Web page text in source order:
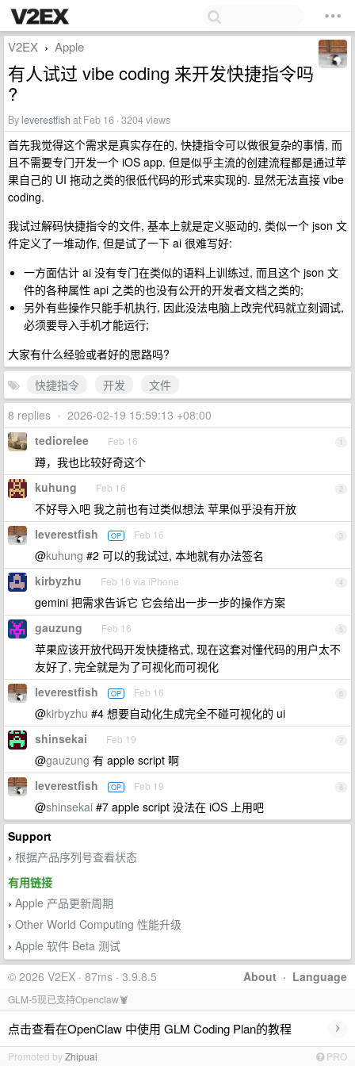
V2EX › Apple
有人试过 vibe coding 来开发快捷指令吗
?
By leverestfish at Feb 16 · 3204 views
首先我觉得这个需求是真实存在的, 快捷指令可以做很复杂的事情, 而
且不需要专门开发一个 iOS app. 但是似乎主流的创建流程都是通过苹
果自己的 UI 拖动之类的很低代码的形式来实现的. 显然无法直接 vibe
coding.
我试过解码快捷指令的文件, 基本上就是定义驱动的, 类似一个 json 文
件定义了一堆动作, 但是试了一下 ai 很难写好:
一方面估计 ai 没有专门在类似的语料上训练过, 而且这个 json 文
件的各种属性 api 之类的也没有公开的开发者文档之类的;
另外有些操作只能手机执行, 因此没法电脑上改完代码就立刻调试,
必须要导入手机才能运行;
大家有什么经验或者好的思路吗?
快捷指令
开发
文件
8 replies • 2026-02-19 15:59:13 +08:00
1
tediorelee Feb 16
蹲，我也比较好奇这个
2
kuhung Feb 16
不好导入吧 我之前也有过类似想法 苹果似乎没有开放
3
leverestfish OP Feb 16
@kuhung #2 可以的我试过, 本地就有办法签名
4
kirbyzhu Feb 16 via iPhone
gemini 把需求告诉它 它会给出一步一步的操作方案
5
gauzung Feb 16
苹果应该开放代码开发快捷格式, 现在这套对懂代码的用户太不
友好了, 完全就是为了可视化而可视化
6
leverestfish OP Feb 16
@kirbyzhu #4 想要自动化生成完全不碰可视化的 ui
7
shinsekai Feb 19
@gauzung 有 apple script 啊
8
leverestfish OP Feb 19
@shinsekai #7 apple script 没法在 iOS 上用吧
Support
› 根据产品序列号查看状态
有用链接
› Apple 产品更新周期
› Other World Computing 性能升级
› Apple 软件 Beta 测试
About · Language
© 2026 V2EX · 87ms · 3.9.8.5
GLM-5现已支持Openclaw🦞
点击查看在OpenClaw 中使用 GLM Coding Plan的教程 ›
Promoted byZhipuai PRO